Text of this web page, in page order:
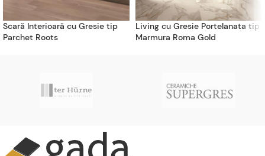
Scară Interioară cu Gresie tip
Parchet Roots
Living cu Gresie Portelanata tip
Marmura Roma Gold